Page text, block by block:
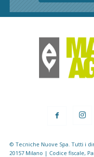
© Tecniche Nuove Spa. Tutti i
20157 Milano | Codice fiscale,